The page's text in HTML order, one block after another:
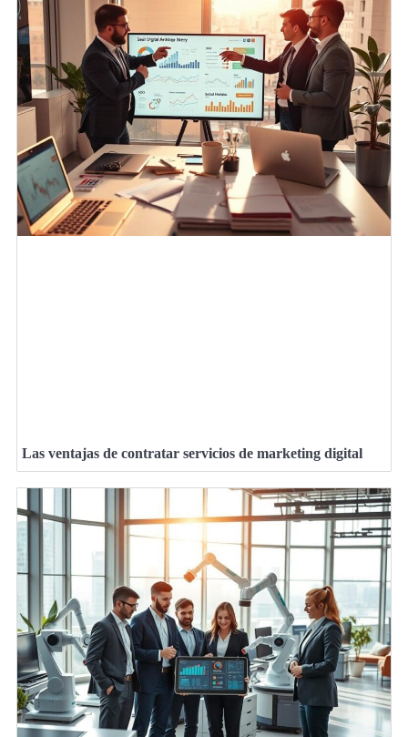
Las ventajas de contratar servicios de marketing digital